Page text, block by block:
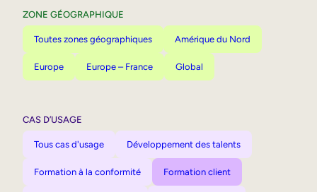
ZONE GÉOGRAPHIQUE
Toutes zones géographiques Amérique du Nord
Europe Europe – France Global
CAS D’USAGE
Tous cas d'usage Développement des talents
Formation à la conformité Formation client